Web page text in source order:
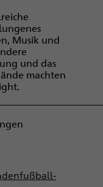
Musik und
und das
machten